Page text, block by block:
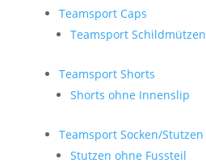
Teamsport Caps
Teamsport Schildmützen
Teamsport Shorts
Shorts ohne Innenslip
Teamsport Socken/Stutzen
Stutzen ohne Fussteil